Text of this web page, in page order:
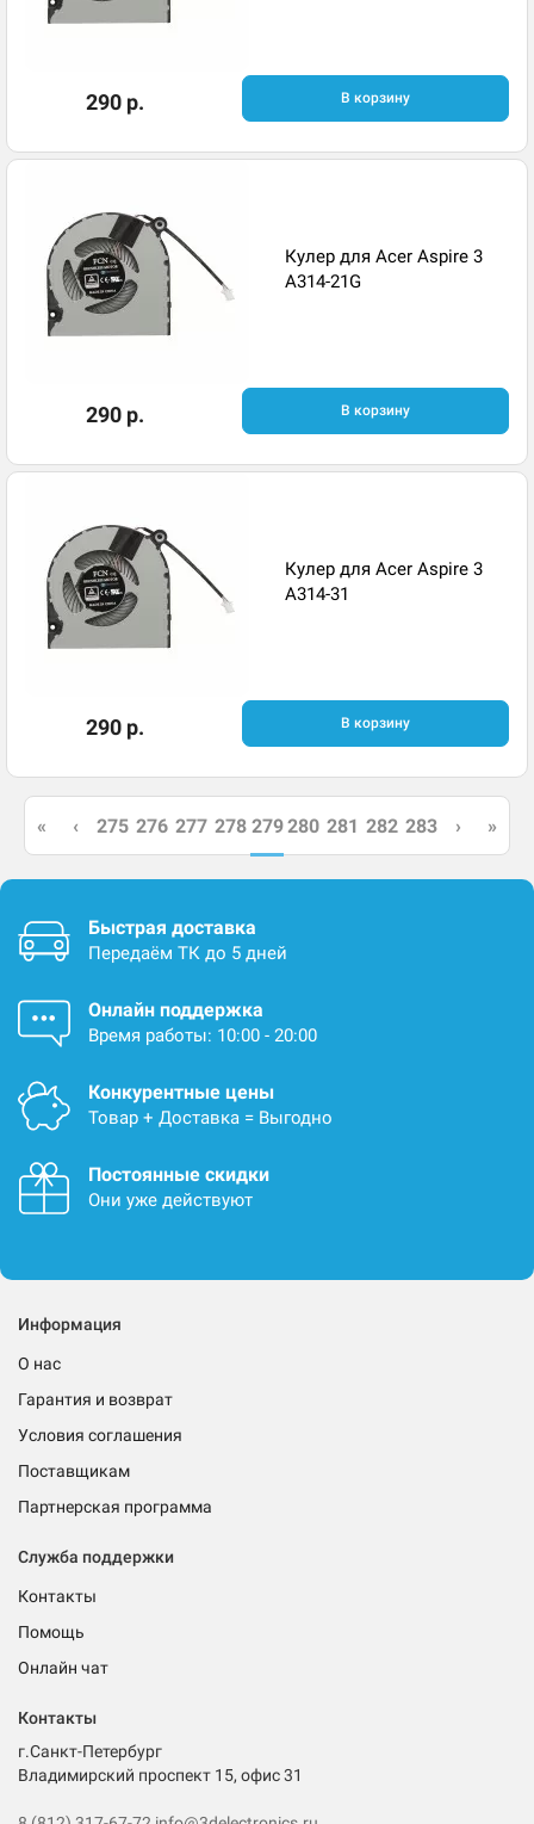
290 р. В корзину
Кулер для Acer Aspire 3
A314-21G
290 р. В корзину
Кулер для Acer Aspire 3
A314-31
290 р. В корзину
« ‹ 275 276 277 278 279280 281 282 283 › »
Быстрая доставка
Передаём ТК до 5 дней
Онлайн поддержка
Время работы: 10:00 - 20:00
Конкурентные цены
Товар + Доставка = Выгодно
Постоянные скидки
Они уже действуют
Информация
О нас
Гарантия и возврат
Условия соглашения
Поставщикам
Партнерская программа
Служба поддержки
Контакты
Помощь
Онлайн чат
Контакты
г.Санкт-Петербург
Владимирский проспект 15, офис 31